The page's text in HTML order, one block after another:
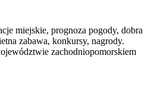
miejskie, prognoza pogody, dobra
zabawa, konkursy, nagrody.
zachodniopomorskiem